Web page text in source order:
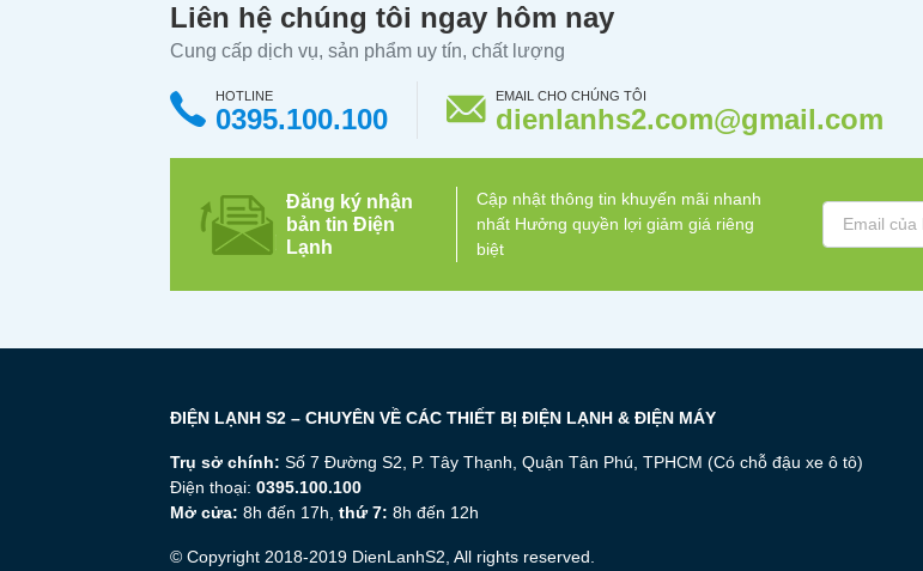
Liên hệ chúng tôi ngay hôm nay
Cung cấp dịch vụ, sản phẩm uy tín, chất lượng
HOTLINE
0395.100.100
EMAIL CHO CHÚNG TÔI
dienlanhs2.com@gmail.com
Đăng ký nhận
bản tin Điện
Lạnh
Cập nhật thông tin khuyến mãi nhanh
nhất Hưởng quyền lợi giảm giá riêng
biệt
ĐIỆN LẠNH S2 – CHUYÊN VỀ CÁC THIẾT BỊ ĐIỆN LẠNH & ĐIỆN MÁY
Trụ sở chính: Số 7 Đường S2, P. Tây Thạnh, Quận Tân Phú, TPHCM (Có chỗ đậu xe ô tô)
Điện thoại: 0395.100.100
Mở cửa: 8h đến 17h, thứ 7: 8h đến 12h
© Copyright 2018-2019 DienLanhS2, All rights reserved.